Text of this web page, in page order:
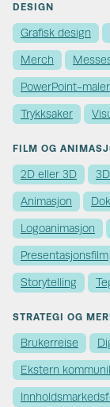
DESIGN
Grafisk design
Merch
PowerPoint-maler
Trykksaker
FILM OG
2D eller 3D
Animasjon
Logoanimasjon
Presentasjonsfilm
Storytelling
STRATEGI OG
Brukerreise
Ekstern